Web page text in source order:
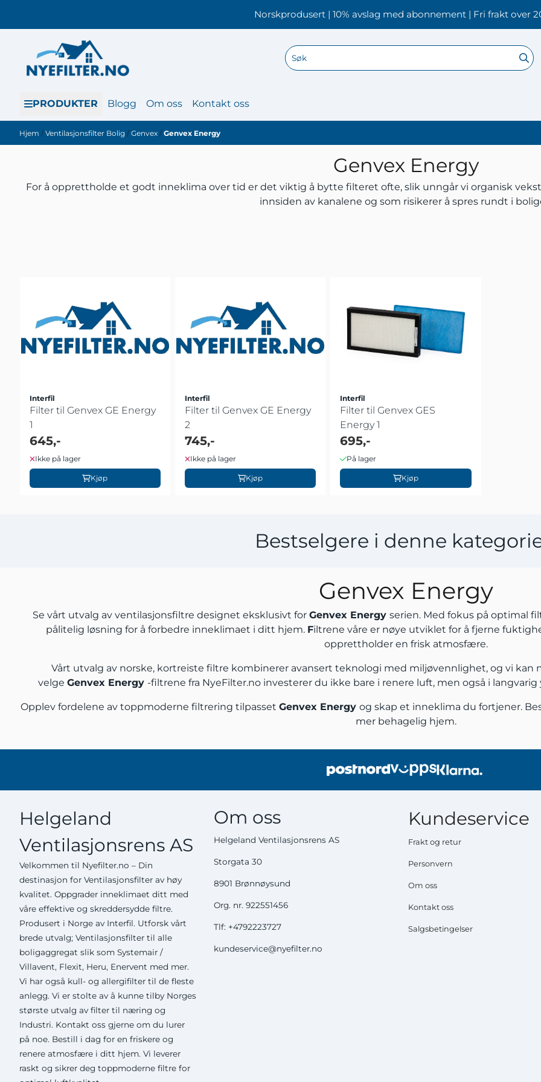
Norskprodusert | 10% avslag med abonnement | Fri frakt over
PRODUKTER Blogg Om oss Kontakt oss
Hjem / Ventilasjonsfilter Bolig / Genvex / Genvex Energy
Genvex Energy
For å opprettholde et godt inneklima over tid er det viktig å bytte filteret ofte, slik unngår vi organisk
innsiden av kanalene og som risikerer å spres rundt i
Interfil
Filter til Genvex GE Energy
1
645,-
Ikke på lager
Kjøp
Interfil
Filter til Genvex GE Energy
2
745,-
Ikke på lager
Kjøp
Interfil
Filter til Genvex GES
Energy 1
695,-
På lager
Kjøp
Bestselgere i denne
Genvex Energy
Se vårt utvalg av ventilasjonsfiltre designet eksklusivt for Genvex Energy serien. Med fokus på optimal
pålitelig løsning for å forbedre inneklimaet i ditt hjem. Filtrene våre er nøye utviklet for å fjerne
opprettholder en frisk atmosfære.
Vårt utvalg av norske, kortreiste filtre kombinerer avansert teknologi med miljøvennlighet, og vi kan
velge Genvex Energy -filtrene fra NyeFilter.no investerer du ikke bare i renere luft, men også i
Opplev fordelene av toppmoderne filtrering tilpasset Genvex Energy og skap et inneklima du fortjener.
mer behagelig hjem.
Helgeland
Ventilasjonsrens AS
Velkommen til Nyefilter.no – Din
destinasjon for Ventilasjonsfilter av høy
kvalitet. Oppgrader inneklimaet ditt med
våre effektive og skreddersydde filtre.
Produsert i Norge av Interfil. Utforsk vårt
brede utvalg; Ventilasjonsfilter til alle
boligaggregat slik som Systemair /
Villavent, Flexit, Heru, Enervent med mer.
Vi har også kull- og allergifilter til de fleste
anlegg. Vi er stolte av å kunne tilby Norges
største utvalg av filter til næring og
Industri. Kontakt oss gjerne om du lurer
på noe. Bestill i dag for en friskere og
renere atmosfære i ditt hjem. Vi leverer
raskt og sikrer deg toppmoderne filtre for
Om oss
Helgeland Ventilasjonsrens AS
Storgata 30
8901 Brønnøysund
Org. nr. 922551456
Tlf: +4792223727
kundeservice@nyefilter.no
Kundeservice
Frakt og retur
Personvern
Om oss
Kontakt oss
Salgsbetingelser